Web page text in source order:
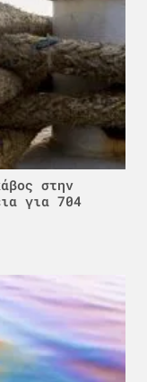
στην
για 704